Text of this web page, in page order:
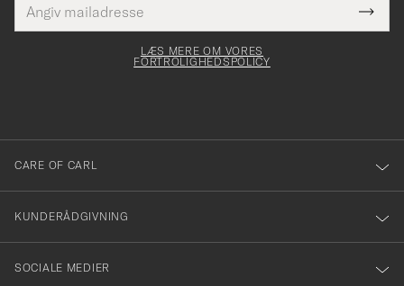
mailadresse
skal
Tack
för
dig
till
vårt
nyhetsbrev!
LÆS MERE OM VORES
FORTROLIGHEDSPOLICY
CARE OF CARL
KUNDERÅDGIVNING
SOCIALE MEDIER